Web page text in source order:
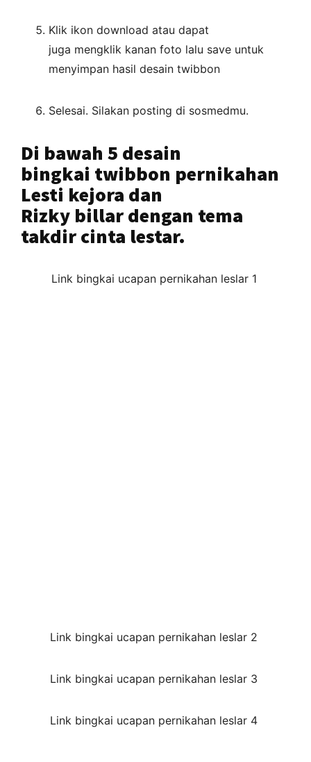
Klik ikon download atau dapat
juga mengklik kanan foto lalu save untuk
menyimpan hasil desain twibbon
Selesai. Silakan posting di sosmedmu.
Di bawah 5 desain
bingkai twibbon pernikahan
Lesti kejora dan
Rizky billar dengan tema
takdir cinta lestar.
Link bingkai ucapan pernikahan leslar 1
Link bingkai ucapan pernikahan leslar 2
Link bingkai ucapan pernikahan leslar 3
Link bingkai ucapan pernikahan leslar 4